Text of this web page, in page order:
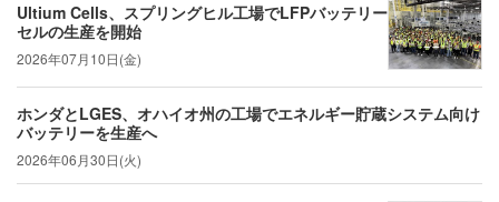
Ultium Cells、スプリングヒル工場でLFPバッテリー
セルの生産を開始
2026年07月10日(金)
ホンダとLGES、オハイオ州の工場でエネルギー貯蔵システム向け
バッテリーを生産へ
2026年06月30日(火)